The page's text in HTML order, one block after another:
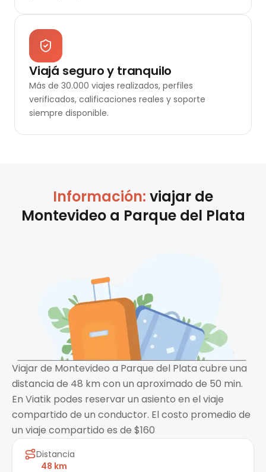
Viajá seguro y tranquilo
Más de 30.000 viajes realizados, perfiles
verificados, calificaciones reales y soporte
siempre disponible.
Información: viajar de
Montevideoa Parque del Plata
Viajar de Montevideo a Parque del Plata cubre una
distancia de 48 km con un aproximado de 50 min.
En Viatik podes reservar un asiento en el viaje
compartido de un conductor. El costo promedio de
un viaje compartido es de $160
Distancia
48 km